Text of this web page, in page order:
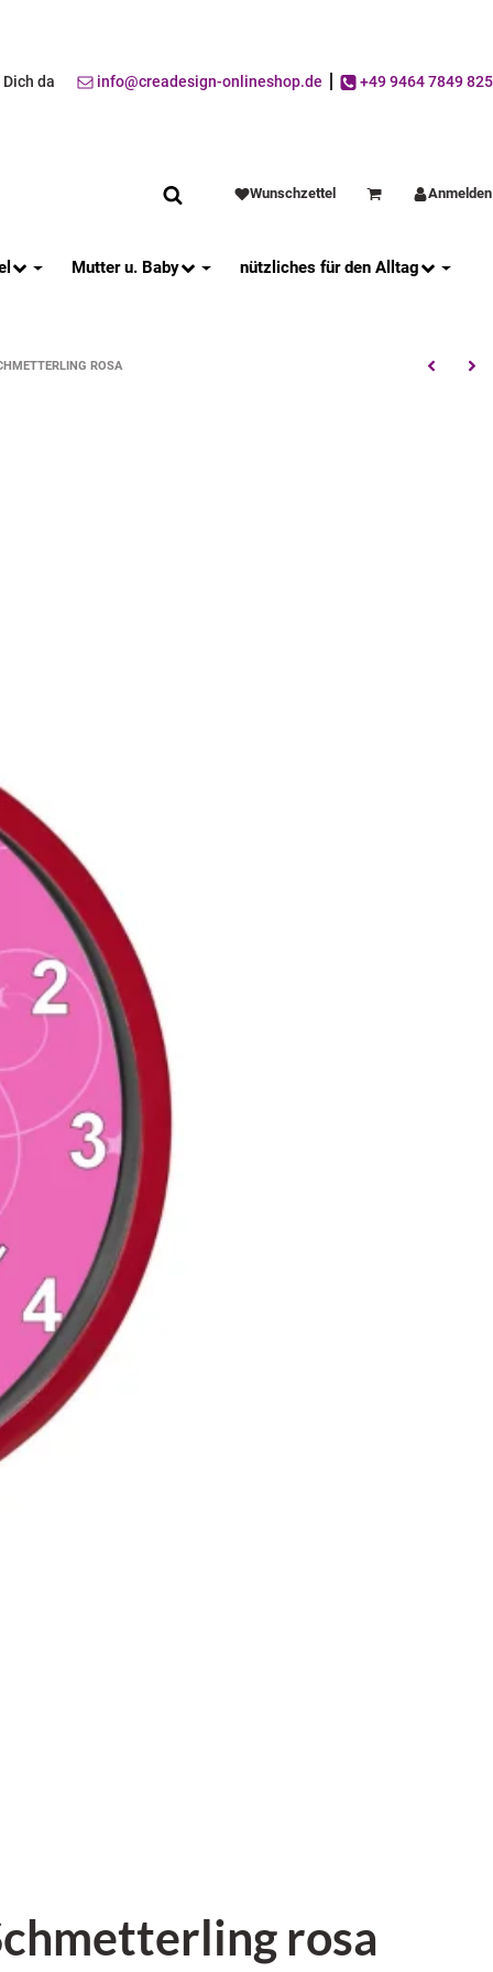
da info@creadesign-onlineshop.de +49 9464 7849 825
Wunschzettel WarenkorbAnmelden
Mutter u. Baby nützliches für den Alltag
ROSA
rosa